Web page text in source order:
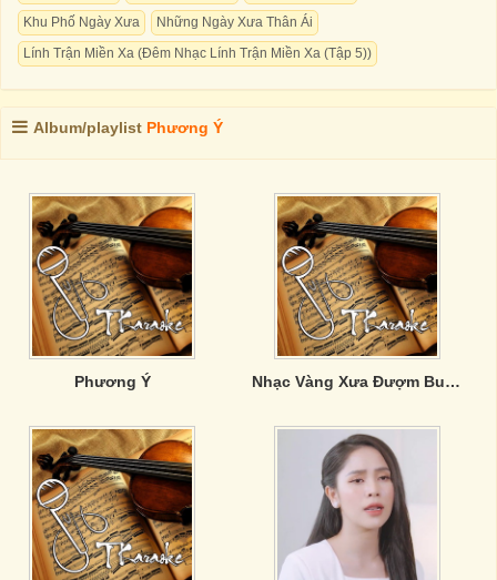
Khu Phố Ngày Xưa
Những Ngày Xưa Thân Ái
Lính Trận Miền Xa (Đêm Nhạc Lính Trận Miền Xa (Tập 5))
Album/playlist Phương Ý
Phương Ý Nhạc Vàng Xưa Đượm Buồn